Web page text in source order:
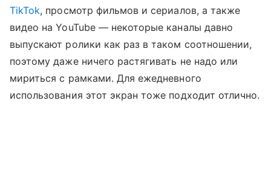
TikTok, просмотр фильмов и сериалов, а также
видео на YouTube — некоторые каналы давно
выпускают ролики как раз в таком соотношении,
поэтому даже ничего растягивать не надо или
мириться с рамками. Для ежедневного
использования этот экран тоже подходит отлично.